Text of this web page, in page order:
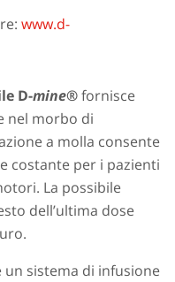
www.d-
D-mine®fornisce
nel morbo di
a molla consente
costante per i pazienti
La possibile
dell’ultima dose
un sistema di infusione